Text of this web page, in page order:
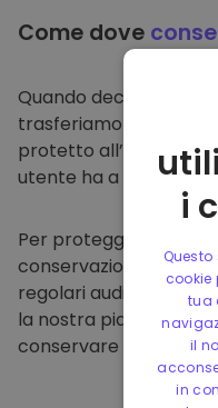
Come dove
Quando decidi di
trasferiamo
protetto all’interno
utente ha a
Per proteggere i
conservazione
regolari audit di
la nostra piattaforma
conservare e altre
i
cookie
tua
il
in